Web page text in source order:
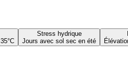
Stress hydrique
Jours avec sol sec en été